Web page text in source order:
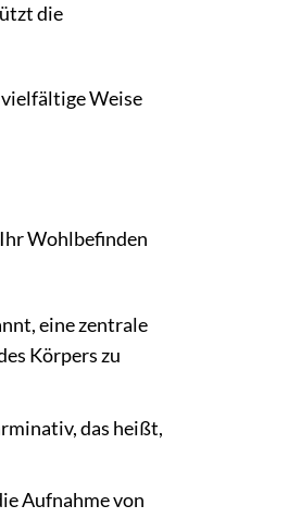
die
Weise
Wohlbefinden
eine zentrale
Körpers zu
das heißt,
Aufnahme von